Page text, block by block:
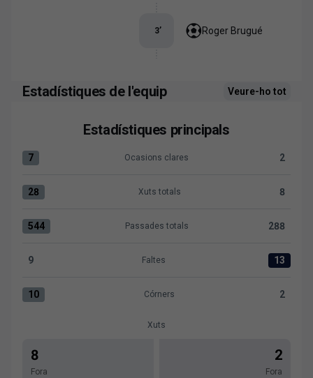
Roger Brugué
3’
Estadístiques de l'equip Veure-ho tot
Estadístiques principals
Ocasions clares:SD Eibar 7 versus Levante UD 2
7 Ocasions clares 2
Xuts totals:SD Eibar 28 versus Levante UD 8
28 Xuts totals 8
Passades totals:SD Eibar 544 versus Levante UD 288
544 Passades totals 288
Faltes:SD Eibar 9 versus Levante UD 13
9 Faltes 13
Córners:SD Eibar 10 versus Levante UD 2
10 Córners 2
Xuts
8
Fora
2
Fora